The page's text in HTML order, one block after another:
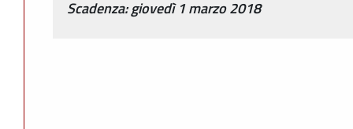
Scadenza: giovedì 1 marzo 2018